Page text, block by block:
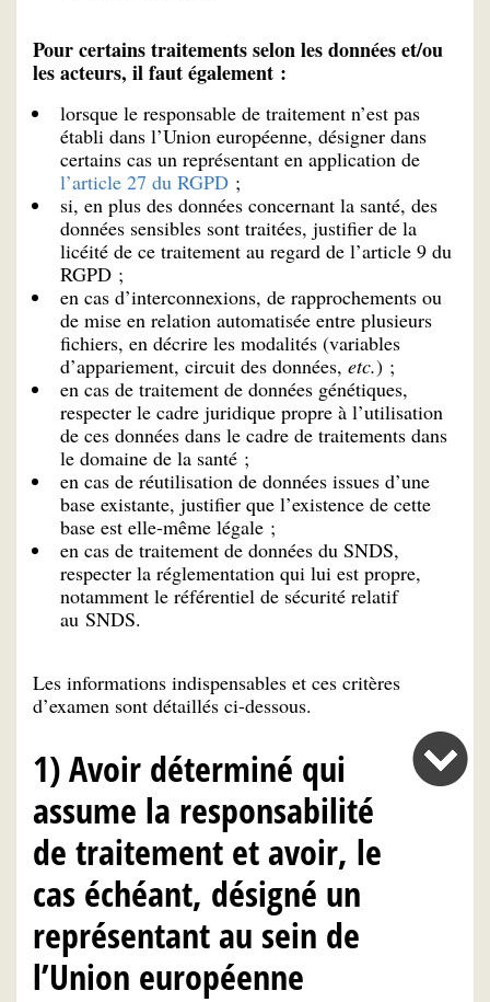
Pour certains traitements selon les données et/ou
les acteurs, il faut également :
lorsque le responsable de traitement n’est pas
établi dans l’Union européenne, désigner dans
certains cas un représentant en application de
l’article 27 du RGPD ;
si, en plus des données concernant la santé, des
données sensibles sont traitées, justifier de la
licéité de ce traitement au regard de l’article 9 du
RGPD ;
en cas d’interconnexions, de rapprochements ou
de mise en relation automatisée entre plusieurs
fichiers, en décrire les modalités (variables
d’appariement, circuit des données, etc.) ;
en cas de traitement de données génétiques,
respecter le cadre juridique propre à l’utilisation
de ces données dans le cadre de traitements dans
le domaine de la santé ;
en cas de réutilisation de données issues d’une
base existante, justifier que l’existence de cette
base est elle-même légale ;
en cas de traitement de données du SNDS,
respecter la réglementation qui lui est propre,
notamment le référentiel de sécurité relatif
au SNDS.
Les informations indispensables et ces critères
d’examen sont détaillés ci-dessous.
1) Avoir déterminé qui
assume la responsabilité
de traitement et avoir, le
cas échéant, désigné un
représentant au sein de
l’Union européenne